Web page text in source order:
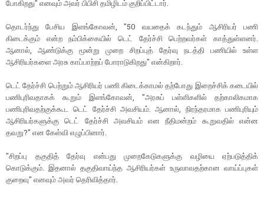
போகிறது" எனவும் அவர் பிபிசி தமிழிடம் குறிப்பிட்டார்.
தொடர்ந்து பேசிய இளங்கோவன், "50 வயதைக் கடந்தும் ஆசிரியர் பணி
கிடைக்கும் என்ற நம்பிக்கையில் டெட் தேர்ச்சி பெற்றவர்கள் காத்துள்ளனர்.
ஆனால், ஆண்டுக்கு மூன்று முறை சிறப்புத் தேர்வு நடத்தி பணியில் உள்ள
ஆசிரியர்களை அரசு காப்பாற்றப் போராடுகிறது" என்கிறார்.
டெட் தேர்ச்சி பெற்றும் ஆசிரியர் பணி கிடைக்காமல் தற்போது இறைச்சிக் கடையில்
பணிபுரிவதாகக் கூறும் இளங்கோவன், "அரசுப் பள்ளிகளில் தற்காலிகமாக
பணிபுரிவதற்குக்கூட டெட் தேர்ச்சி அவசியம். ஆனால், நிரந்தரமாக பணிபுரியும்
ஆசிரியர்களுக்கு டெட் தேர்ச்சி அவசியம் என நீதிமன்றம் கூறுவதில் என்ன
தவறு?" என கேள்வி எழுப்பினார்.
"சிறப்பு தகுதித் தேர்வு என்பது முறைகேடுகளுக்கு வழியை ஏற்படுத்திக்
கொடுக்கும். இதனால் தகுதிவாய்ந்த ஆசிரியர்கள் உருவாவதற்கான வாய்ப்புகள்
குறைவு" எனவும் அவர் தெரிவித்தார்.